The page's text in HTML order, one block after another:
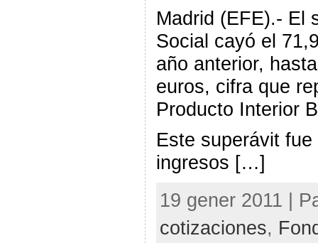
Madrid (EFE).- El
Social cayó el
año anterior,
euros, cifra que
Producto Interior
Este superávit
ingresos […]
19 gener 2011 |
cotizaciones,